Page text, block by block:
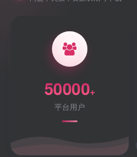
50000+
平台用户